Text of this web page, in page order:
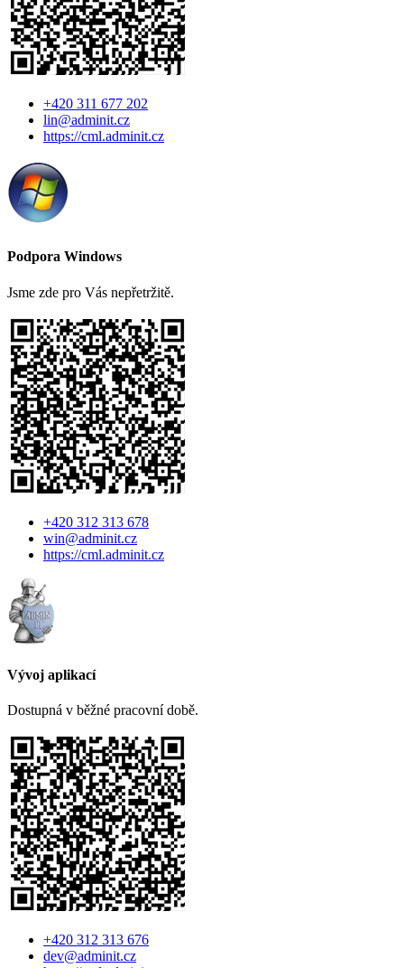
+420 311 677 202
lin@adminit.cz
https://cml.adminit.cz
Podpora Windows
Jsme zde pro Vás nepřetržitě.
+420 312 313 678
win@adminit.cz
https://cml.adminit.cz
Vývoj aplikací
Dostupná v běžné pracovní době.
+420 312 313 676
dev@adminit.cz